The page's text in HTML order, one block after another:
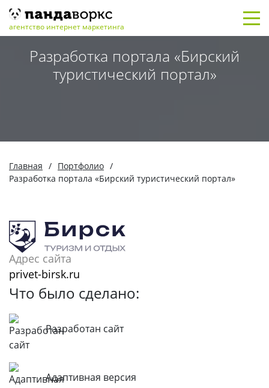
агентство интернет маркетинга
Разработка портала «Бирский
туристический портал»
Главная / Портфолио /
Разработка портала «Бирский туристический портал»
Адрес сайта
privet-birsk.ru
Что было сделано:
Разработан сайт
Адаптивная версия